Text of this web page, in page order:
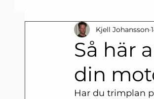
Förarbevis vattenskoter
Skepparexamen
Så här
din
Kjell Johansson
Har du trimplan